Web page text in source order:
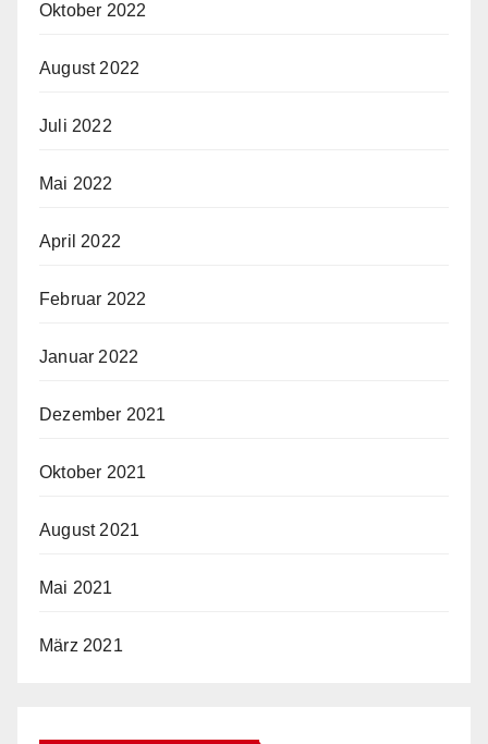
Oktober 2022
August 2022
Juli 2022
Mai 2022
April 2022
Februar 2022
Januar 2022
Dezember 2021
Oktober 2021
August 2021
Mai 2021
März 2021